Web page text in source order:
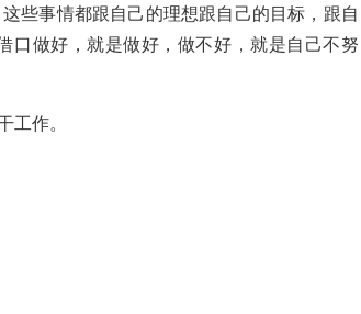
些事情都跟自己的理想跟自己的目标，跟自
口做好，就是做好，做不好，就是自己不努
作。